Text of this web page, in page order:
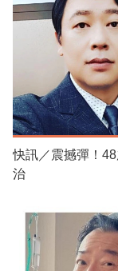
快訊／震撼彈！
治